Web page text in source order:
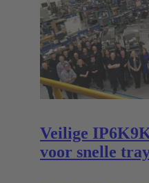
Veilige
voor snelle